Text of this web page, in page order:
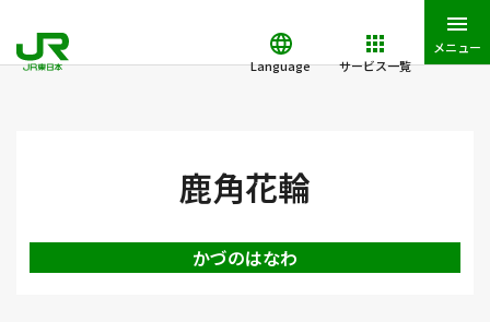
Language サービス一覧
メニュー
鹿角花輪
かづのはなわ